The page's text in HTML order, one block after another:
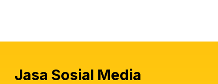
Jasa Sosial Media